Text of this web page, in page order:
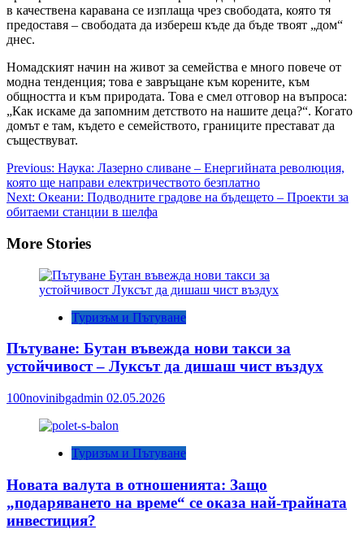
в качествена каравана се изплаща чрез свободата, която тя
предоставя – свободата да избереш къде да бъде твоят „дом“
днес.
Номадският начин на живот за семейства е много повече от
модна тенденция; това е завръщане към корените, към
общността и към природата. Това е смел отговор на въпроса:
„Как искаме да запомним детството на нашите деца?“. Когато
домът е там, където е семейството, границите престават да
съществуват.
Post
navigation
Previous: Наука: Лазерно сливане – Енергийната революция,
която ще направи електричеството безплатно
Next: Океани: Подводните градове на бъдещето – Проекти за
обитаеми станции в шелфа
More Stories
Туризъм и Пътуване
Пътуване: Бутан въвежда нови такси за
устойчивост – Луксът да дишаш чист въздух
100novinibgadmin 02.05.2026
Туризъм и Пътуване
Новата валута в отношенията: Защо
„подаряването на време“ се оказа най-трайната
инвестиция?